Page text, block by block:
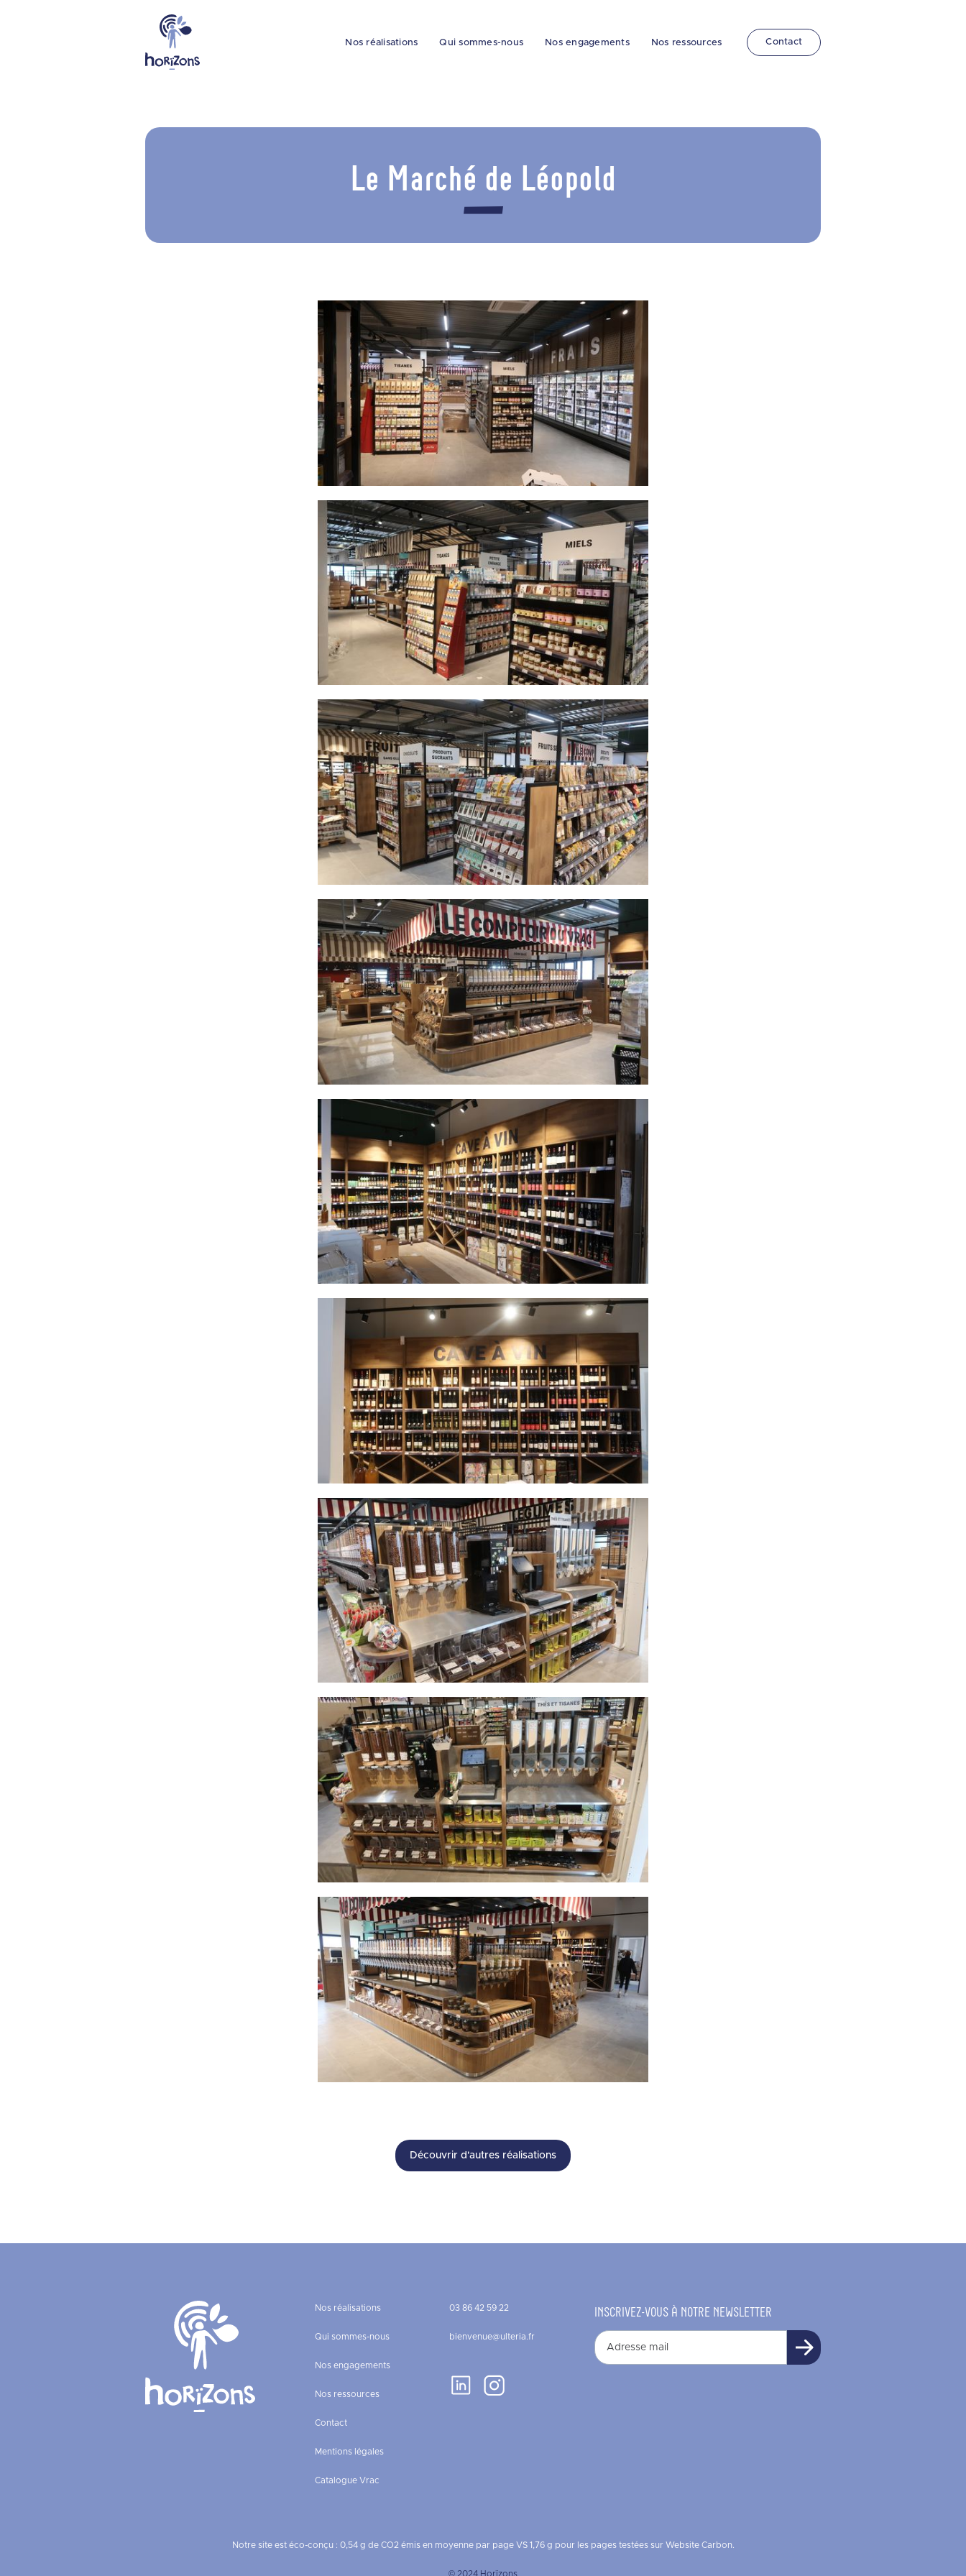
Nos réalisations Qui sommes-nous Nos engagements Nos ressources Contact
Le Marché de Léopold
Découvrir d'autres réalisations
Nos réalisations
Qui sommes-nous
Nos engagements
Nos ressources
Contact
Mentions légales
Catalogue Vrac
03 86 42 59 22
bienvenue@ulteria.fr
INSCRIVEZ-VOUS À NOTRE NEWSLETTER
Notre site est éco-conçu : 0,54 g de CO2 émis en moyenne par page VS 1,76 g pour les pages testées sur Website Carbon.
© 2024 Horïzons